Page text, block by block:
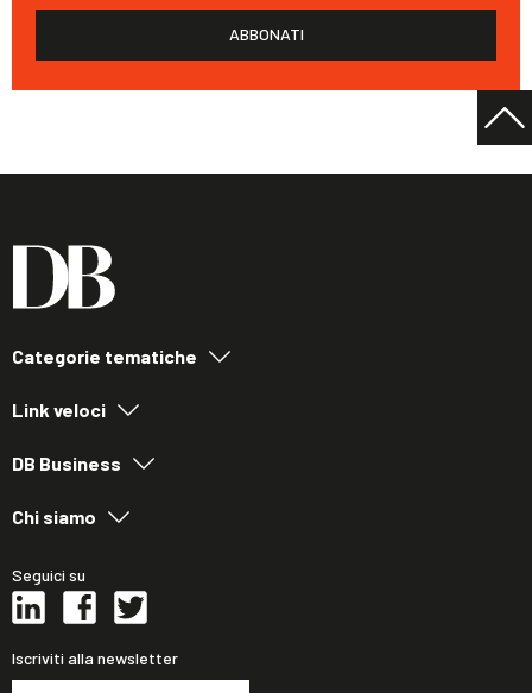
ABBONATI
Categorie tematiche
Link veloci
DB Business
Chi siamo
Seguici su
Iscriviti alla newsletter